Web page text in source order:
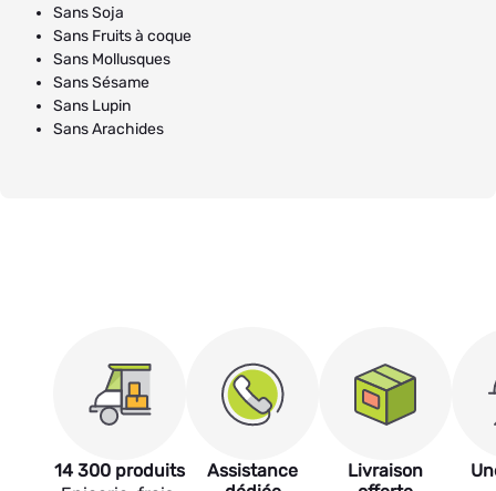
Sans Soja
Sans Fruits à coque
Sans Mollusques
Sans Sésame
Sans Lupin
Sans Arachides
14 300 produits
Assistance
Livraison